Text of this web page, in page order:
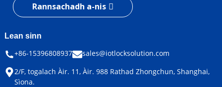
Rannsachadh a-nis
Lean sinn
+86-15396808937
sales@iotlocksolution.com
2/F, togalach Àir. 11, Àir. 988 Rathad Zhongchun, Shanghai,
Sìona.